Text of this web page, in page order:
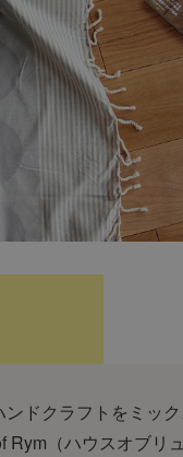
ドクラフトをミッ
Rym（ハウスオブリュ